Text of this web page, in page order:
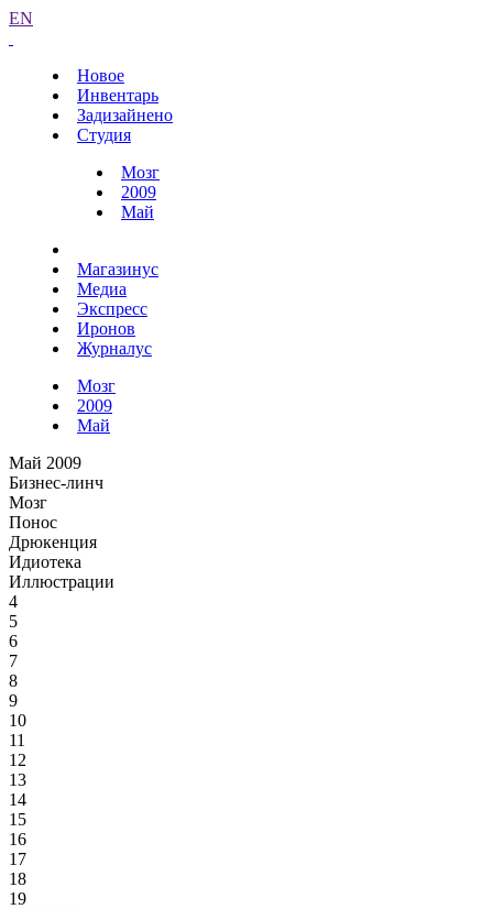
EN
Новое
Инвентарь
Задизайнено
Студия
Мозг
2009
Май
Магазинус
Медиа
Экспресс
Иронов
Журналус
Мозг
2009
Май
Май 2009
Бизнес-линч
Мозг
Понос
Дрюкенция
Идиотека
Иллюстрации
4
5
6
7
8
9
10
11
12
13
14
15
16
17
18
19